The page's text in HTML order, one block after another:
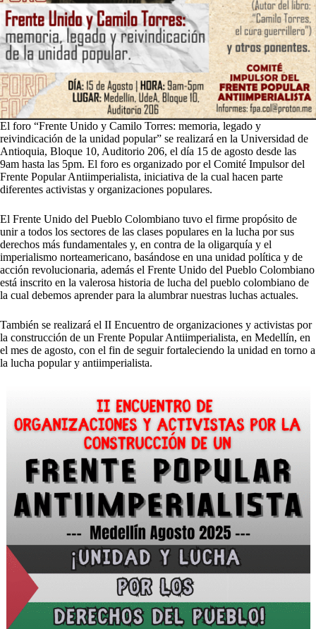
El foro “Frente Unido y Camilo Torres: memoria, legado y
reivindicación de la unidad popular” se realizará en la Universidad de
Antioquia, Bloque 10, Auditorio 206, el día 15 de agosto desde las
9am hasta las 5pm. El foro es organizado por el Comité Impulsor del
Frente Popular Antiimperialista, iniciativa de la cual hacen parte
diferentes activistas y organizaciones populares.
El Frente Unido del Pueblo Colombiano tuvo el firme propósito de
unir a todos los sectores de las clases populares en la lucha por sus
derechos más fundamentales y, en contra de la oligarquía y el
imperialismo norteamericano, basándose en una unidad política y de
acción revolucionaria, además el Frente Unido del Pueblo Colombiano
está inscrito en la valerosa historia de lucha del pueblo colombiano de
la cual debemos aprender para la alumbrar nuestras luchas actuales.
También se realizará el II Encuentro de organizaciones y activistas por
la construcción de un Frente Popular Antiimperialista, en Medellín, en
el mes de agosto, con el fin de seguir fortaleciendo la unidad en torno a
la lucha popular y antiimperialista.